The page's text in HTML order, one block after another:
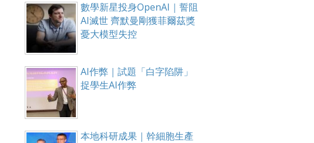
數學新星投身OpenAI｜誓阻
AI滅世 齊默曼剛獲菲爾茲獎
憂大模型失控
AI作弊｜試題「白字陷阱」
捉學生AI作弊
本地科研成果｜幹細胞生產